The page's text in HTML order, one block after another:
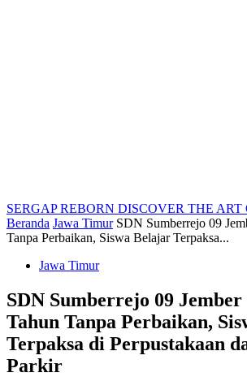
SERGAP REBORN DISCOVER THE ART
Beranda Jawa Timur SDN Sumberrejo 09
Tanpa Perbaikan, Siswa Belajar Terpaksa...
Jawa Timur
SDN Sumberrejo 09 Jember
Tahun Tanpa Perbaikan,
Terpaksa di Perpustakaan
Parkir